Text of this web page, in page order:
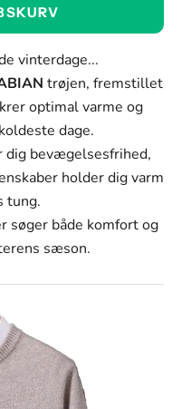
vinterdage...
trøjen, fremstillet
optimal varme og
dage.
dig bevægelsesfrihed,
holder dig varm
tung.
søger både komfort og
sæson.